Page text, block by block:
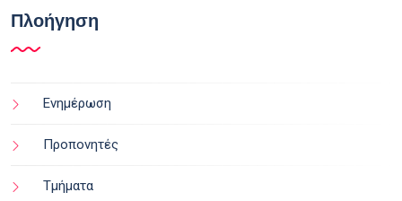
Πλοήγηση
Ενημέρωση
Προπονητές
Τμήματα